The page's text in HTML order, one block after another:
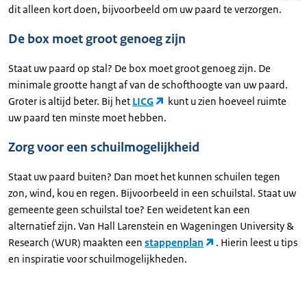
dit alleen kort doen, bijvoorbeeld om uw paard te verzorgen.
De box moet groot genoeg zijn
Staat uw paard op stal? De box moet groot genoeg zijn. De
minimale grootte hangt af van de schofthoogte van uw paard.
Groter is altijd beter. Bij het LICG
kunt u zien hoeveel ruimte
uw paard ten minste moet hebben.
Zorg voor een schuilmogelijkheid
Staat uw paard buiten? Dan moet het kunnen schuilen tegen
zon, wind, kou en regen. Bijvoorbeeld in een schuilstal. Staat uw
gemeente geen schuilstal toe? Een weidetent kan een
alternatief zijn. Van Hall Larenstein en Wageningen University &
Research (WUR) maakten een stappenplan
. Hierin leest u tips
en inspiratie voor schuilmogelijkheden.